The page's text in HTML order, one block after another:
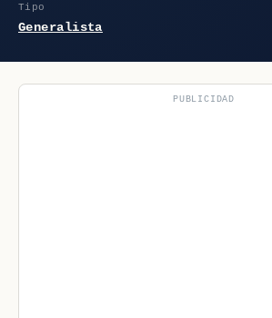
Tipo
Generalista
PUBLICIDAD